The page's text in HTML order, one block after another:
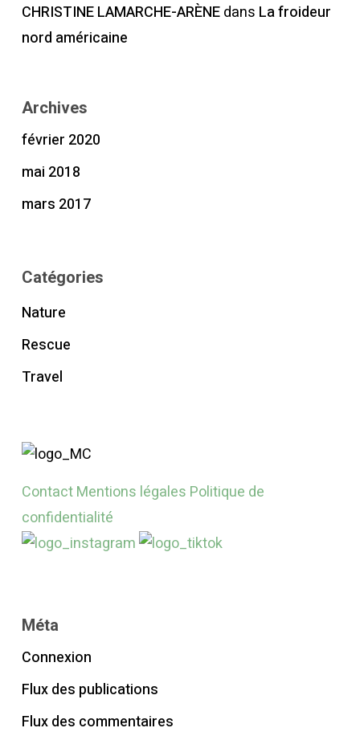
CHRISTINE LAMARCHE-ARÈNEdans La froideur
nord américaine
Archives
février 2020
mai 2018
mars 2017
Catégories
Nature
Rescue
Travel
ContactMentions légales Politique de
confidentialité
Méta
Connexion
Flux des publications
Flux des commentaires